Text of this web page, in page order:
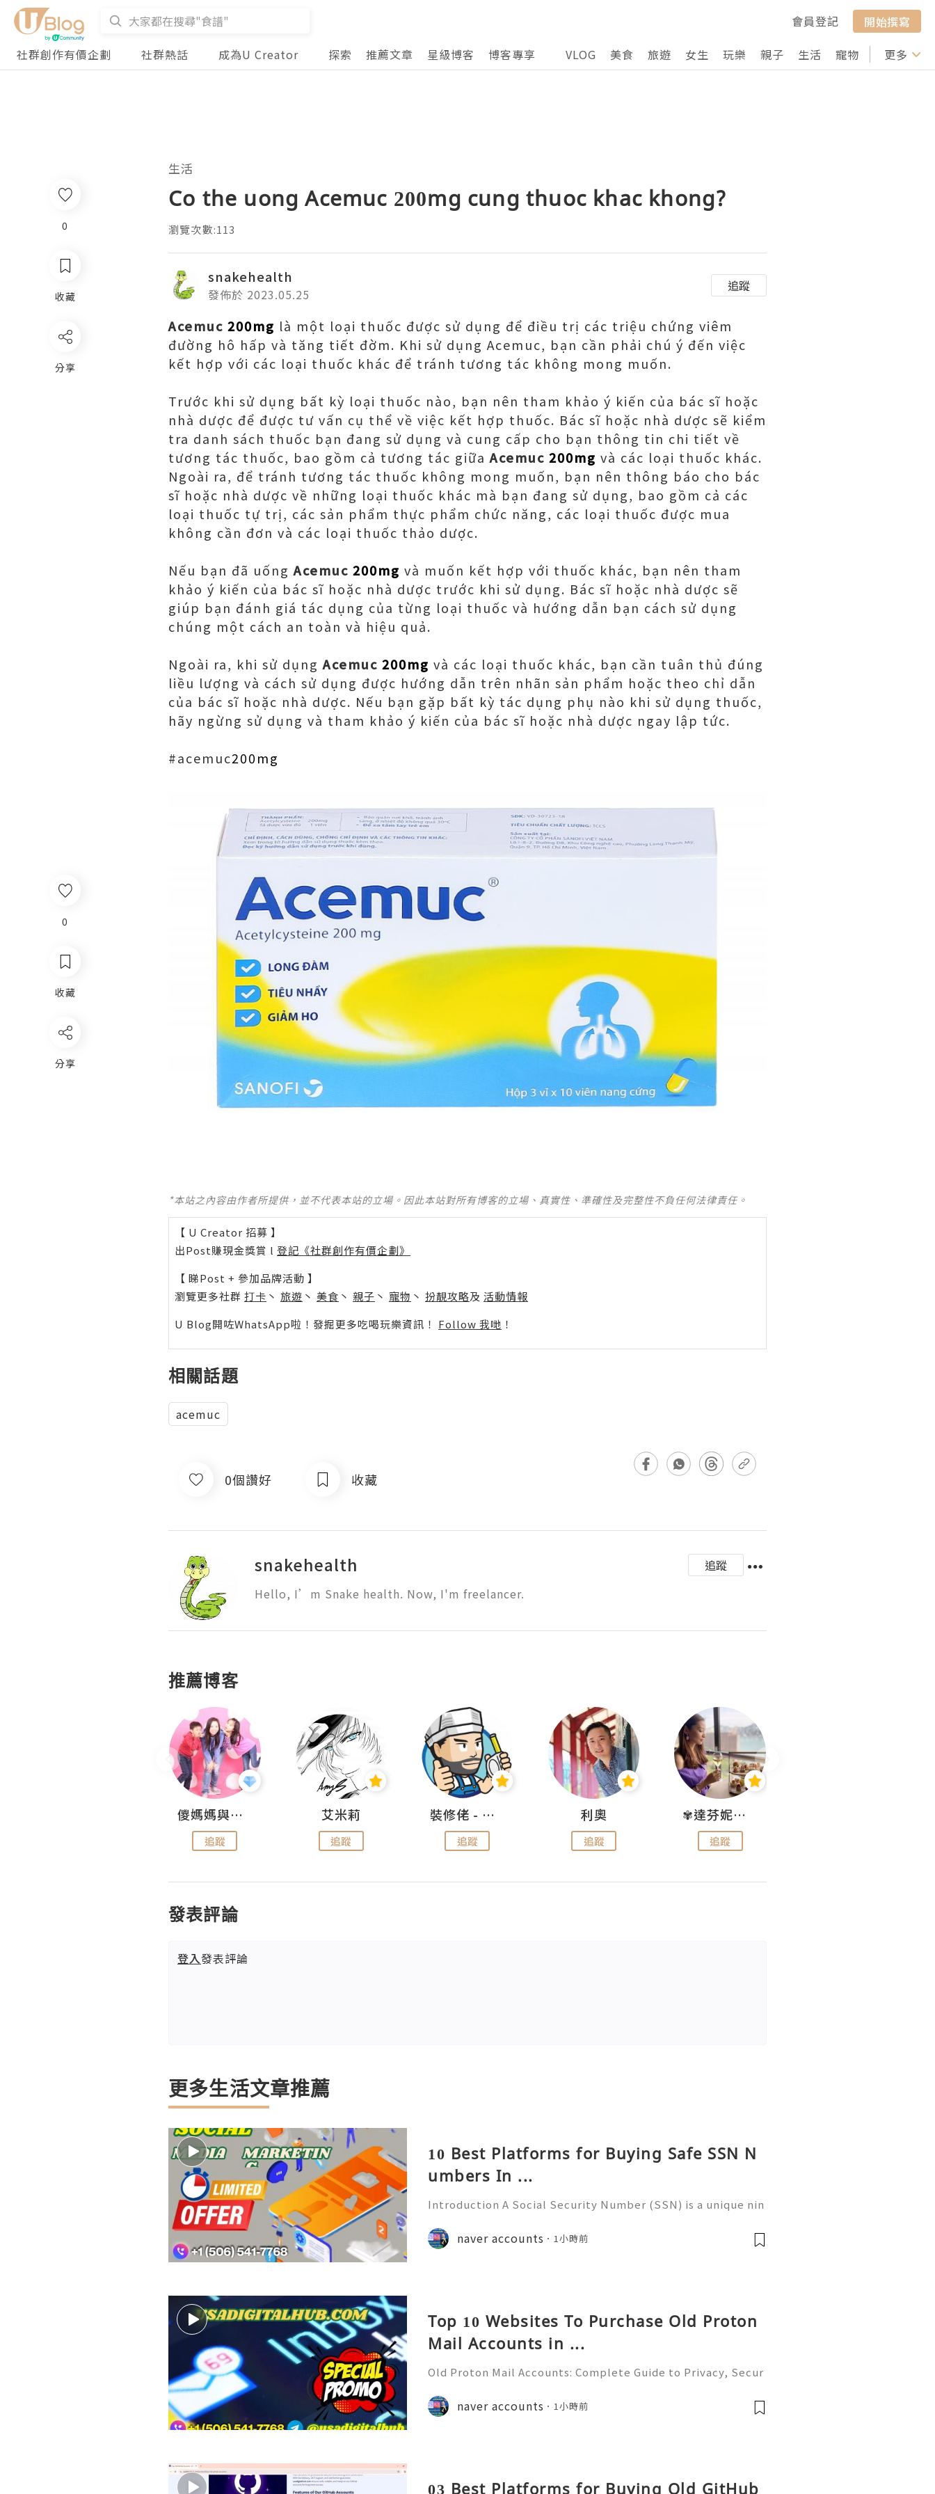
會員登記
開始撰寫
社群創作有價企劃
社群熱話 成為U Creator 探索 推薦文章 星級博客 博客專享 VLOG 美食 旅遊 女生 玩樂 親子 生活 寵物 行山 打卡
更多
0
收藏
分享
生活
Co the uong Acemuc 200mg cung thuoc khac khong?
瀏覽次數:113
snakehealth
發佈於 2023.05.25
追蹤
Acemuc 200mg là một loại thuốc được sử dụng để điều trị các triệu chứng viêm
đường hô hấp và tăng tiết đờm. Khi sử dụng Acemuc, bạn cần phải chú ý đến việc
kết hợp với các loại thuốc khác để tránh tương tác không mong muốn.
Trước khi sử dụng bất kỳ loại thuốc nào, bạn nên tham khảo ý kiến ​​của bác sĩ hoặc
nhà dược để được tư vấn cụ thể về việc kết hợp thuốc. Bác sĩ hoặc nhà dược sẽ kiểm
tra danh sách thuốc bạn đang sử dụng và cung cấp cho bạn thông tin chi tiết về
tương tác thuốc, bao gồm cả tương tác giữaAcemuc 200mg và các loại thuốc khác.
Ngoài ra, để tránh tương tác thuốc không mong muốn, bạn nên thông báo cho bác
sĩ hoặc nhà dược về những loại thuốc khác mà bạn đang sử dụng, bao gồm cả các
loại thuốc tự trị, các sản phẩm thực phẩm chức năng, các loại thuốc được mua
không cần đơn và các loại thuốc thảo dược.
Nếu bạn đã uốngAcemuc 200mg và muốn kết hợp với thuốc khác, bạn nên tham
khảo ý kiến ​​của bác sĩ hoặc nhà dược trước khi sử dụng. Bác sĩ hoặc nhà dược sẽ
giúp bạn đánh giá tác dụng của từng loại thuốc và hướng dẫn bạn cách sử dụng
chúng một cách an toàn và hiệu quả.
Ngoài ra, khi sử dụngAcemuc 200mg và các loại thuốc khác, bạn cần tuân thủ đúng
liều lượng và cách sử dụng được hướng dẫn trên nhãn sản phẩm hoặc theo chỉ dẫn
của bác sĩ hoặc nhà dược. Nếu bạn gặp bất kỳ tác dụng phụ nào khi sử dụng thuốc,
hãy ngừng sử dụng và tham khảo ý kiến ​​của bác sĩ hoặc nhà dược ngay lập tức.
#acemuc200mg
*本站之內容由作者所提供，並不代表本站的立場。因此本站對所有博客的立場、真實性、準確性及完整性不負任何法律責任。
【 U Creator 招募 】
出Post賺現金獎賞 l 登記《社群創作有價企劃》
【 睇Post + 參加品牌活動 】
瀏覽更多社群 打卡 丶 旅遊 丶 美食 丶 親子 丶 寵物 丶 扮靚攻略及 活動情報
U Blog開咗WhatsApp啦！發掘更多吃喝玩樂資訊！ Follow 我哋 ！
相關話題
acemuc
0個讚好 收藏
snakehealth
追蹤
Hello, I’m Snake health. Now, I'm freelancer.
推薦博客
儍媽媽與兩隻小魔怪之家
追蹤
艾米莉
追蹤
裝修佬 - 香港一站式網上裝修平台
追蹤
利奧
追蹤
✾達芬妮•愛孩子•愛生活✾
追蹤
發表評論
登入發表評論
更多生活文章推薦
10 Best Platforms for Buying Safe SSN N
umbers In ...
Introduction A Social Security Number (SSN) is a unique nin
official identification, employment records, taxation, and g
overnment-related pur
naver accounts 1小時前
Top 10 Websites To Purchase Old Proton
Mail Accounts in ...
Old Proton Mail Accounts: Complete Guide to Privacy, Secur
liable 24/7 Customer Support 💫💎💲💫🌐✨💎WhatsApp :+1 (5
06) 541-7768 💫💎💲💫🌐✨💎Telegram: @usadig
naver accounts 1小時前
03 Best Platforms for Buying Old GitHub
0
收藏
分享